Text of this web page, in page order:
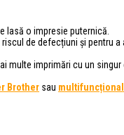
lasă o impresie puternică.
de defecțiuni și pentru
multe imprimări cu un
Brother sau